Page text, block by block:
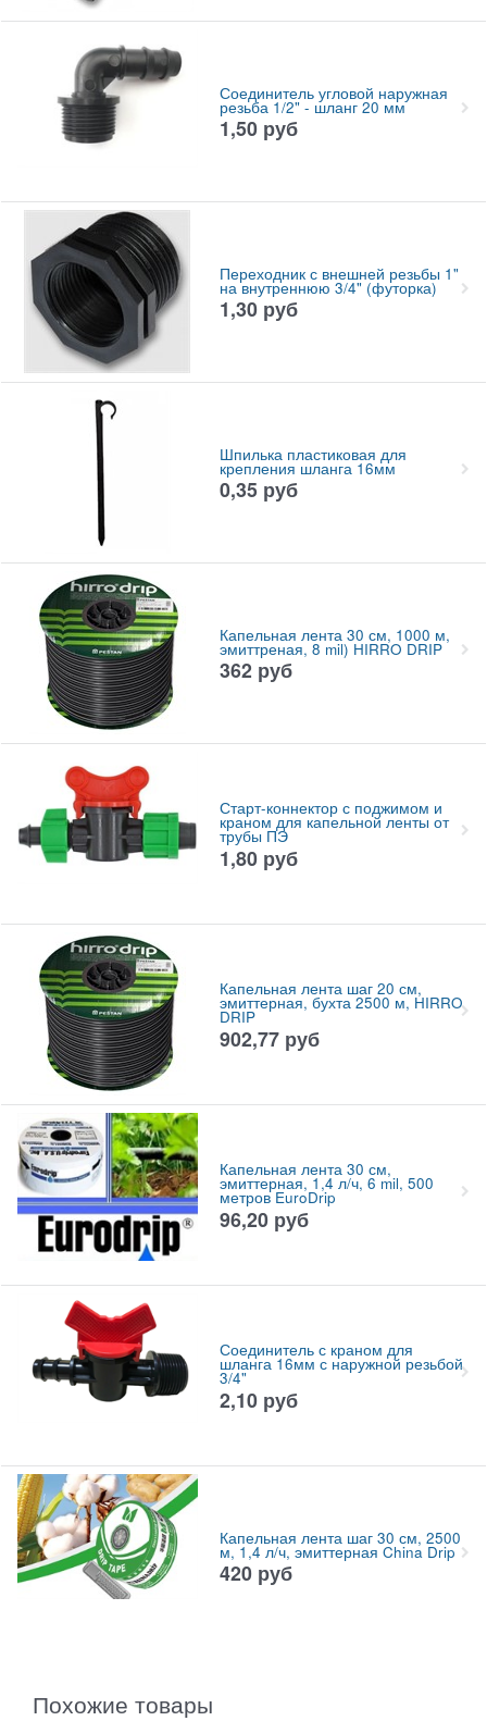
Соединитель угловой наружная
резьба 1/2" - шланг 20 мм
1,50 руб
Переходник с внешней резьбы 1"
на внутреннюю 3/4" (футорка)
1,30 руб
Шпилька пластиковая для
крепления шланга 16мм
0,35 руб
Капельная лента 30 см, 1000 м,
эмиттреная, 8 mil) HIRRO DRIP
362 руб
Старт-коннектор с поджимом и
краном для капельной ленты от
трубы ПЭ
1,80 руб
Капельная лента шаг 20 см,
эмиттерная, бухта 2500 м, HIRRO
DRIP
902,77 руб
Капельная лента 30 см,
эмиттерная, 1,4 л/ч, 6 mil, 500
метров EuroDrip
96,20 руб
Соединитель с краном для
шланга 16мм с наружной резьбой
3/4"
2,10 руб
Капельная лента шаг 30 см, 2500
м, 1,4 л/ч, эмиттерная China Drip
420 руб
Похожие товары